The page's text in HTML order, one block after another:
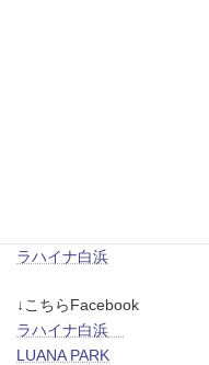
ラハイナ白浜
↓こちらFacebook
ラハイナ白浜
LUANA PARK